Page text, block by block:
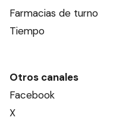
Farmacias de turno
Tiempo
Otros canales
Facebook
X